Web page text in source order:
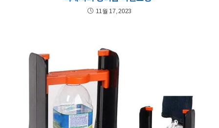
11월 17, 2023